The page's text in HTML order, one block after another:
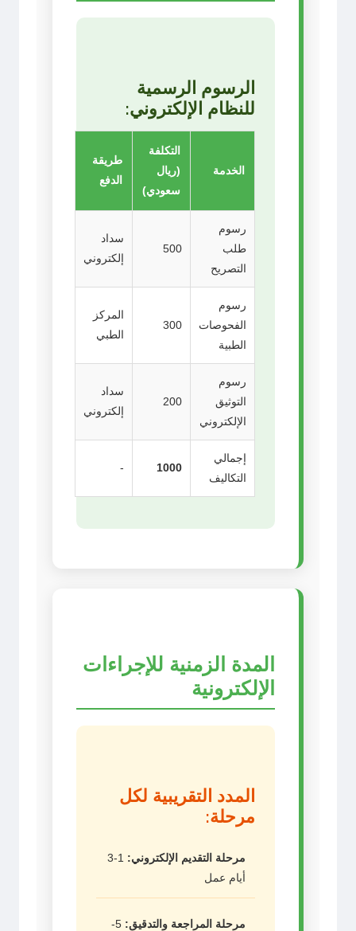
الرسوم الرسمية
للنظام الإلكتروني:
الخدمة
التكلفة
(ريال
سعودي)
طريقة
الدفع
رسوم
طلب
التصريح
500
سداد
إلكتروني
رسوم
الفحوصات
الطبية
300
المركز
الطبي
رسوم
التوثيق
الإلكتروني
200
سداد
إلكتروني
إجمالي
التكاليف
1000
-
المدة الزمنية للإجراءات
الإلكترونية
المدد التقريبية لكل
مرحلة:
مرحلة التقديم الإلكتروني:
1-3
أيام عمل
مرحلة المراجعة والتدقيق:
5-